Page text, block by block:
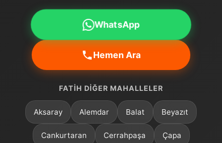
WhatsApp
Hemen Ara
FATIH DIĞER MAHALLELER
Aksaray Alemdar Balat Beyazıt
Cankurtaran Cerrahpaşa Çapa